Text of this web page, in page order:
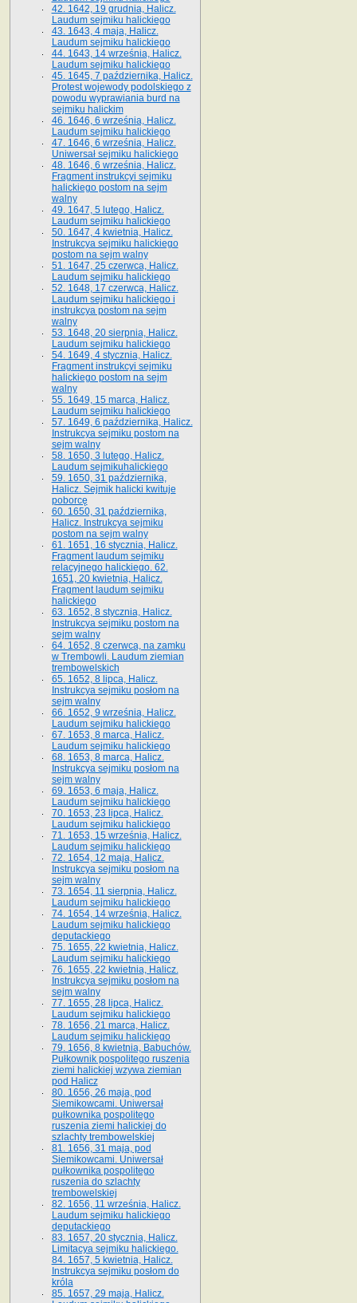
42. 1642, 19 grudnia, Halicz.
Laudum sejmiku halickiego
43. 1643, 4 maja, Halicz.
Laudum sejmiku halickiego
44. 1643, 14 września, Halicz.
Laudum sejmiku halickiego
45. 1645, 7 października, Halicz.
Protest wojewody podolskiego z
powodu wyprawiania burd na
sejmiku halickim
46. 1646, 6 września, Halicz.
Laudum sejmiku halickiego
47. 1646, 6 września, Halicz.
Uniwersał sejmiku halickiego
48. 1646, 6 września, Halicz.
Fragment instrukcyi sejmiku
halickiego postom na sejm
walny
49. 1647, 5 lutego, Halicz.
Laudum sejmiku halickiego
50. 1647, 4 kwietnia, Halicz.
Instrukcya sejmiku halickiego
postom na sejm walny
51. 1647, 25 czerwca, Halicz.
Laudum sejmiku halickiego
52. 1648, 17 czerwca, Halicz.
Laudum sejmiku halickiego i
instrukcya postom na sejm
walny
53. 1648, 20 sierpnia, Halicz.
Laudum sejmiku halickiego
54. 1649, 4 stycznia, Halicz.
Fragment instrukcyi sejmiku
halickiego postom na sejm
walny
55. 1649, 15 marca, Halicz.
Laudum sejmiku halickiego
57. 1649, 6 października, Halicz.
Instrukcya sejmiku postom na
sejm walny
58. 1650, 3 lutego, Halicz.
Laudum sejmikuhalickiego
59. 1650, 31 października,
Halicz. Sejmik halicki kwituje
poborcę
60. 1650, 31 października,
Halicz. Instrukcya sejmiku
postom na sejm walny
61. 1651, 16 stycznia, Halicz.
Fragment laudum sejmiku
relacyjnego halickiego. 62.
1651, 20 kwietnia, Halicz.
Fragment laudum sejmiku
halickiego
63. 1652, 8 stycznia, Halicz.
Instrukcya sejmiku postom na
sejm walny
64. 1652, 8 czerwca, na zamku
w Trembowli. Laudum ziemian
trembowelskich
65. 1652, 8 lipca, Halicz.
Instrukcya sejmiku posłom na
sejm walny
66. 1652, 9 września, Halicz.
Laudum sejmiku halickiego
67. 1653, 8 marca, Halicz.
Laudum sejmiku halickiego
68. 1653, 8 marca, Halicz.
Instrukcya sejmiku posłom na
sejm walny
69. 1653, 6 maja, Halicz.
Laudum sejmiku halickiego
70. 1653, 23 lipca, Halicz.
Laudum sejmiku halickiego
71. 1653, 15 września, Halicz.
Laudum sejmiku halickiego
72. 1654, 12 maja, Halicz.
Instrukcya sejmiku posłom na
sejm walny
73. 1654, 11 sierpnia, Halicz.
Laudum sejmiku halickiego
74. 1654, 14 września, Halicz.
Laudum sejmiku halickiego
deputackiego
75. 1655, 22 kwietnia, Halicz.
Laudum sejmiku halickiego
76. 1655, 22 kwietnia, Halicz.
Instrukcya sejmiku posłom na
sejm walny
77. 1655, 28 lipca, Halicz.
Laudum sejmiku halickiego
78. 1656, 21 marca, Halicz.
Laudum sejmiku halickiego
79. 1656, 8 kwietnia, Babuchów.
Pułkownik pospolitego ruszenia
ziemi halickiej wzywa ziemian
pod Halicz
80. 1656, 26 maja, pod
Siemikowcami. Uniwersał
pułkownika pospolitego
ruszenia ziemi halickiej do
szlachty trembowelskiej
81. 1656, 31 maja, pod
Siemikowcami. Uniwersał
pułkownika pospolitego
ruszenia do szlachty
trembowelskiej
82. 1656, 11 września, Halicz.
Laudum sejmiku halickiego
deputackiego
83. 1657, 20 stycznia, Halicz.
Limitacya sejmiku halickiego.
84. 1657, 5 kwietnia, Halicz.
Instrukcya sejmiku posłom do
króla
85. 1657, 29 maja, Halicz.